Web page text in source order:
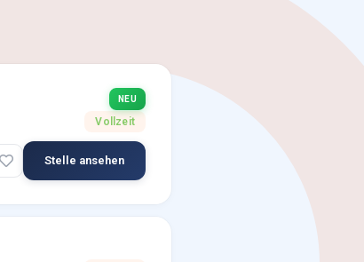
NEU
Vollzeit
Stelle ansehen